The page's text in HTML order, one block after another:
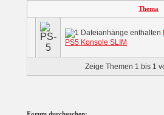
Thema
PS5 Konsole SLIM
Zeige Themen 1 bis 1